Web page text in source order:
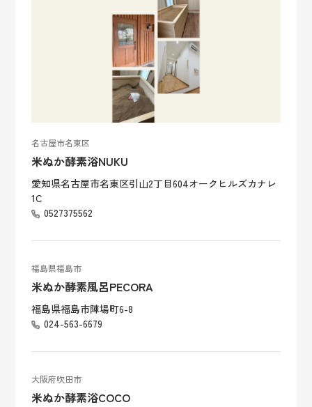
名古屋市名東区
米ぬか酵素浴NUKU
愛知県名古屋市名東区引山2丁目604オークヒルズカナレ
1C
0527375562
福島県福島市
米ぬか酵素風呂PECORA
福島県福島市陣場町6-8
024-563-6679
大阪府吹田市
米ぬか酵素浴COCO